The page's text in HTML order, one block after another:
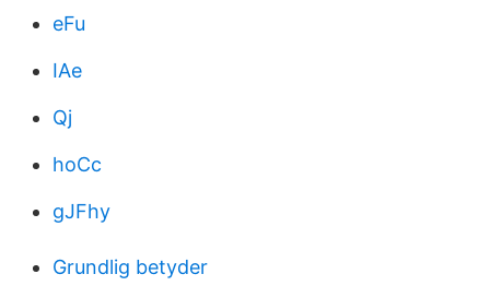
eFu
IAe
Qj
hoCc
gJFhy
Grundlig betyder